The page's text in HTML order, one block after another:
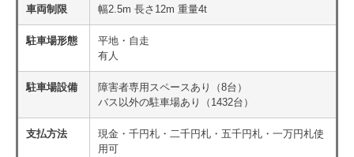
車両制限 幅2.5m 長さ12m 重量4t
駐車場形態
平地・自走
有人
駐車場設備
障害者専用スペースあり（8台）
バス以外の駐車場あり（1432台）
支払方法
現金・千円札・二千円札・五千円札・一万円札使
用可